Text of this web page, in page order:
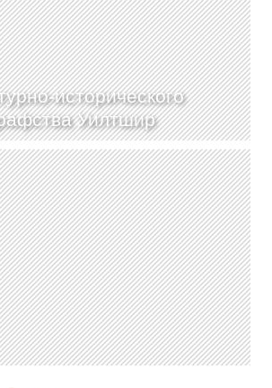
исторического
Уилтшир